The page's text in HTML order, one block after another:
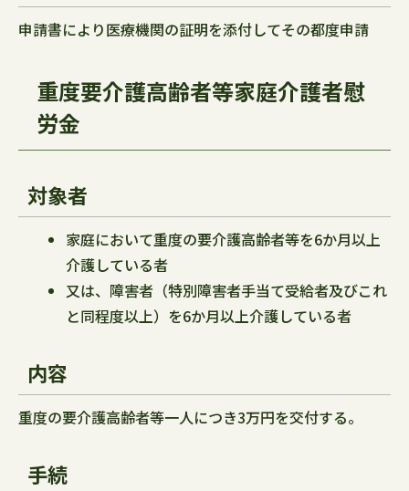
申請書により医療機関の証明を添付してその都度申請
重度要介護高齢者等家庭介護者慰
労金
対象者
家庭において重度の要介護高齢者等を6か月以上
介護している者
又は、障害者（特別障害者手当て受給者及びこれ
と同程度以上）を6か月以上介護している者
内容
重度の要介護高齢者等一人につき3万円を交付する。
手続